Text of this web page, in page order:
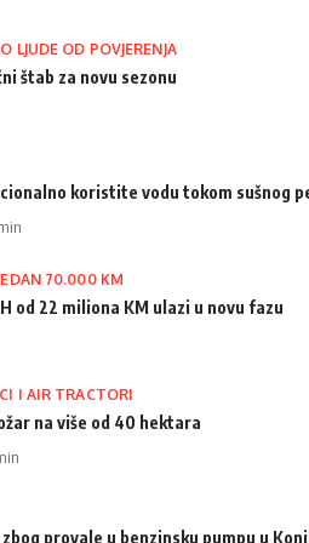
LJUDE OD POVJERENJA
štab za novu sezonu
koristite vodu tokom sušnog
70.000 KM
od 22 miliona KM ulazi u novu fazu
I AIR TRACTORI
na više od 40 hektara
provale u benzinsku pumpu u